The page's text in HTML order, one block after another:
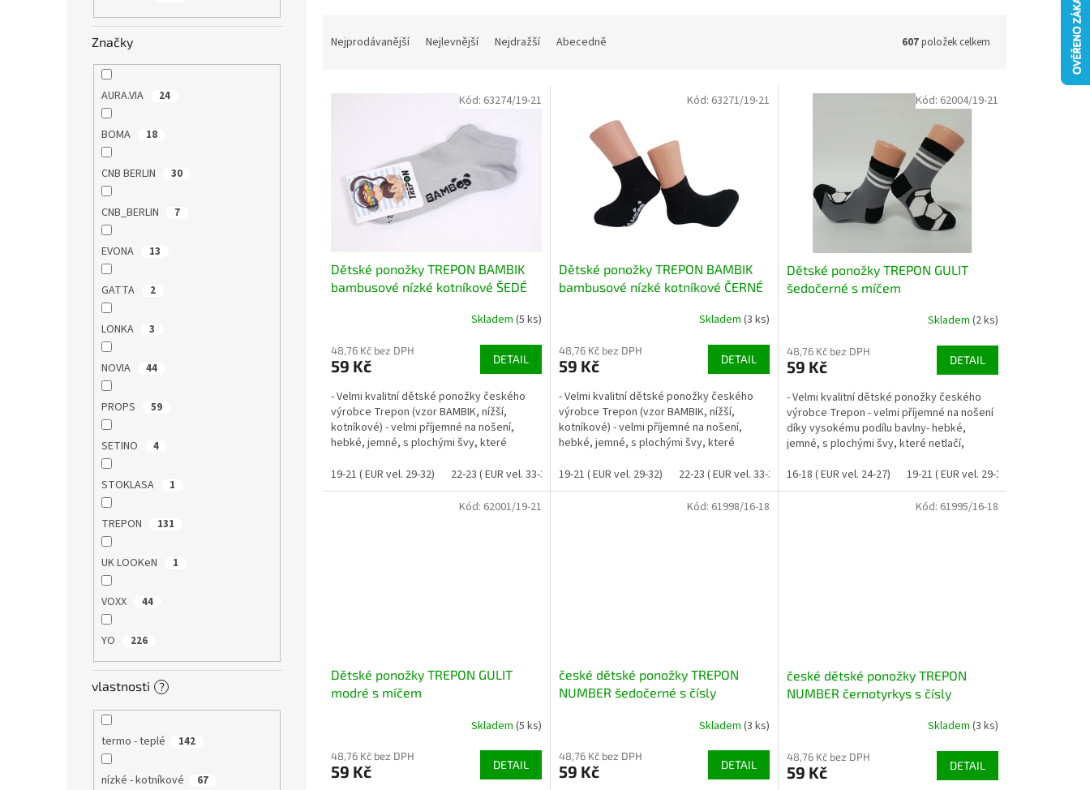
Značky
AURA.VIA 24
BOMA 18
CNB BERLIN 30
CNB_BERLIN 7
EVONA 13
GATTA 2
LONKA 3
NOVIA 44
PROPS 59
SETINO 4
STOKLASA 1
TREPON 131
UK LOOKeN 1
VOXX 44
YO 226
vlastnosti ?
termo - teplé 142
nízké - kotníkové 67
n
Nejprodávanější Nejlevnější Nejdražší Abecedně 607položek celkem
V
Dětské ponožky TREPON BAMBIK
bambusové nízké kotníkové ŠEDÉ
Skladem (5 ks)
48,76 Kč bez DPH
59 Kč DETAIL
- Velmi kvalitní dětské ponožky českého
výrobce Trepon (vzor BAMBIK, nížší,
kotníkové) - velmi příjemné na nošení,
hebké, jemné, s plochými švy, které
19-21 ( EUR vel. 29-32)
22-23 ( EUR vel. 33-35)
Kód: 63274/19-21
Dětské ponožky TREPON BAMBIK
bambusové nízké kotníkové ČERNÉ
Skladem (3 ks)
48,76 Kč bez DPH
59 Kč DETAIL
- Velmi kvalitní dětské ponožky českého
výrobce Trepon (vzor BAMBIK, nížší,
kotníkové) - velmi příjemné na nošení,
hebké, jemné, s plochými švy, které
19-21 ( EUR vel. 29-32)
22-23 ( EUR vel. 33-35) 24-25 ( EUR vel. 37-38)
Kód: 63271/19-21
Dětské ponožky TREPON GULIT
šedočerné s míčem
Skladem (2 ks)
48,76 Kč bez DPH
59 Kč DETAIL
- Velmi kvalitní dětské ponožky českého
výrobce Trepon - velmi příjemné na nošení
díky vysokému podílu bavlny- hebké,
jemné, s plochými švy, které netlačí,
16-18 ( EUR vel. 24-27)
19-21 ( EUR vel. 29-32)
Kód: 62004/19-21
Dětské ponožky TREPON GULIT
modré s míčem
Skladem (5 ks)
48,76 Kč bez DPH
59 Kč DETAIL
Kód: 62001/19-21
české dětské ponožky TREPON
NUMBER šedočerné s čísly
Skladem (3 ks)
48,76 Kč bez DPH
59 Kč DETAIL
Kód: 61998/16-18
české dětské ponožky TREPON
NUMBER černotyrkys s čísly
Skladem (3 ks)
48,76 Kč bez DPH
59 Kč DETAIL
Kód: 61995/16-18